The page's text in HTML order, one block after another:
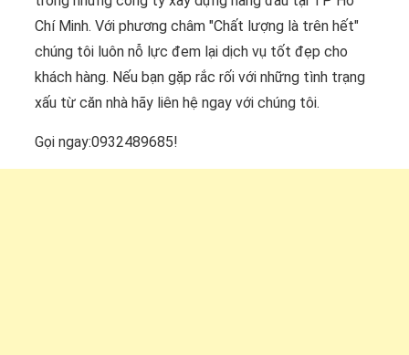
Chí Minh. Với phương châm "Chất lượng là trên hết"
chúng tôi luôn nỗ lực đem lại dịch vụ tốt đẹp cho
khách hàng. Nếu bạn gặp rắc rối với những tình trạng
xấu từ căn nhà hãy liên hệ ngay với chúng tôi.
Gọi ngay:0932489685!